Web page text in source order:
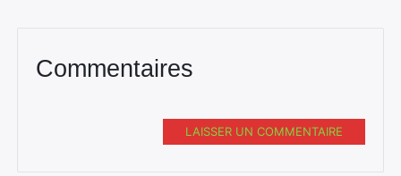
Commentaires
LAISSER UN COMMENTAIRE